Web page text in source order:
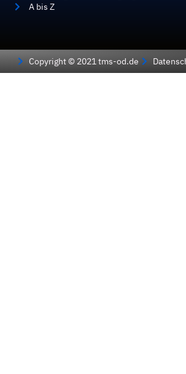
A bis Z
Copyright © 2021 tms-od.de